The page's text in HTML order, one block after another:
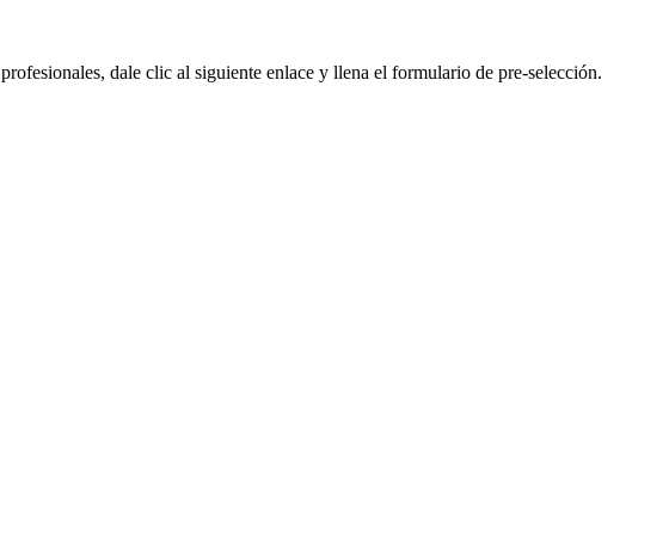
dale clic al siguiente enlace y llena el formulario de pre-selección.